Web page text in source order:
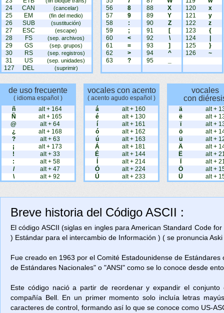
24 CAN (cancelar)
25 EM (fin del medio)
26 SUB (sustitución)
27 ESC (escape)
28 FS (sep. archivos)
29 GS (sep. grupos)
30 RS (sep. registros)
31 US (sep. unidades)
127 DEL (suprimir)
56
8
57
9
58
:
59
;
60
<
61
=
62
>
63
?
88
X
89
Y
90
Z
91
[
92
\
93
]
94
^
95
120
x
121
y
122
z
123
{
124
125
}
126
~
de uso frecuente
( idioma español )
ñ
alt + 164
Ñ
alt + 165
@
alt + 64
¿
alt + 168
?
alt + 63
¡
alt + 173
!
alt + 33
:
alt + 58
/
alt + 47
\
alt + 92
vocales con acento
( acento agudo español )
á
alt + 160
é
alt + 130
í
alt + 161
ó
alt + 162
ú
alt + 163
Á
alt + 181
É
alt + 144
alt + 214
Ó
alt + 224
Ú
alt + 233
vocales
con
ä
alt +
ë
alt +
ï
alt +
ö
alt +
ü
alt +
Ä
alt +
Ë
alt +
alt +
Ö
alt +
Ü
alt +
Breve historia del Código ASCII :
El código ASCII (siglas en ingles para American Standard Code
) Estándar para el intercambio de Información ) ( se pronuncia Aski
Fue creado en 1963 por el Comité Estadounidense de
de Estándares Nacionales" o "ANSI" como se lo conoce desde
Este código nació a partir de reordenar y expandir el
compañía Bell. En un primer momento solo incluía letras
caracteres de control, formando así lo que se conoce como US-